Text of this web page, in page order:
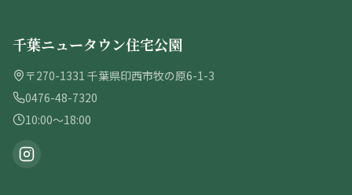
千葉ニュータウン住宅公園
〒270-1331 千葉県印西市牧の原6-1-3
0476-48-7320
10:00〜18:00